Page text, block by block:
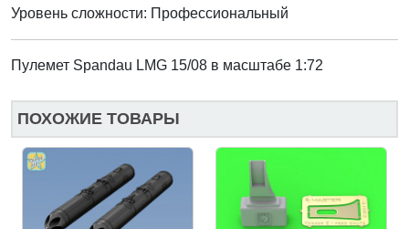
Уровень сложности: Профессиональный
Пулемет Spandau LMG 15/08 в масштабе 1:72
ПОХОЖИЕ ТОВАРЫ